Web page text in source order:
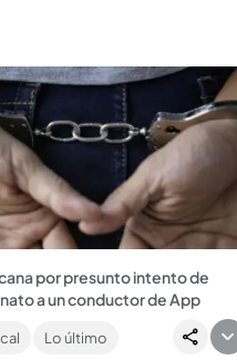
cana por presunto intento de
a un conductor de App
fue herida con arma blanca
llevaba el servicio a Girardota.
Lo último